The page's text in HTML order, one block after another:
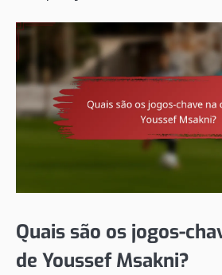
Quais são os jogos-
de Youssef Msakni?